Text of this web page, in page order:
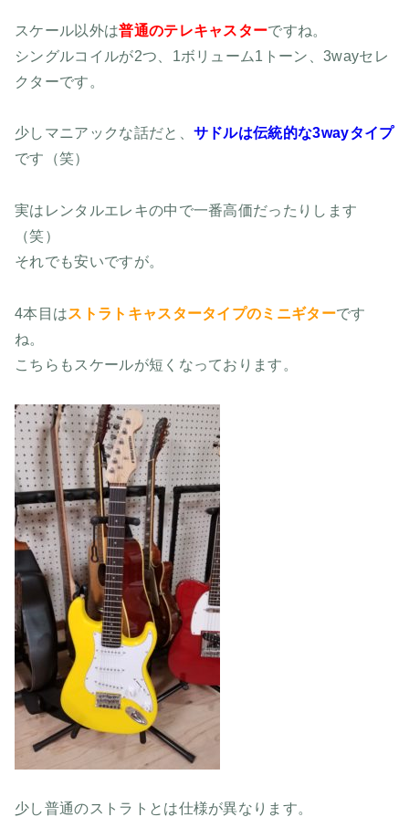
スケール以外は普通のテレキャスターですね。
シングルコイルが2つ、1ボリューム1トーン、3wayセレ
クターです。
少しマニアックな話だと、 サドルは伝統的な3wayタイプ
です（笑）
実はレンタルエレキの中で一番高価だったりします
（笑）
それでも安いですが。
4本目はストラトキャスタータイプのミニギターです
ね。
こちらもスケールが短くなっております。
少し普通のストラトとは仕様が異なります。